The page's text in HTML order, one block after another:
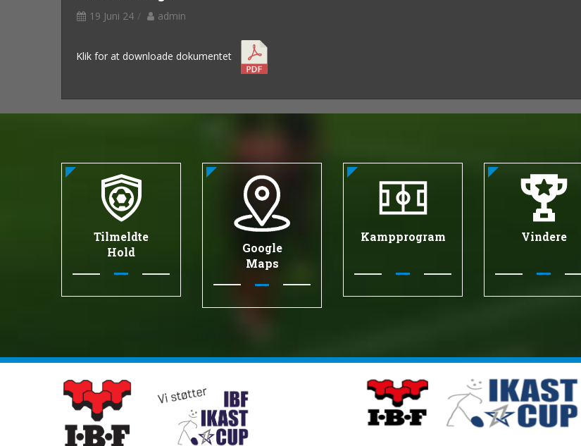
19 Juni 24 admin
Klik for at downloade dokumentet
Tilmeldte
Hold
Google
Maps
Kampprogram Vindere